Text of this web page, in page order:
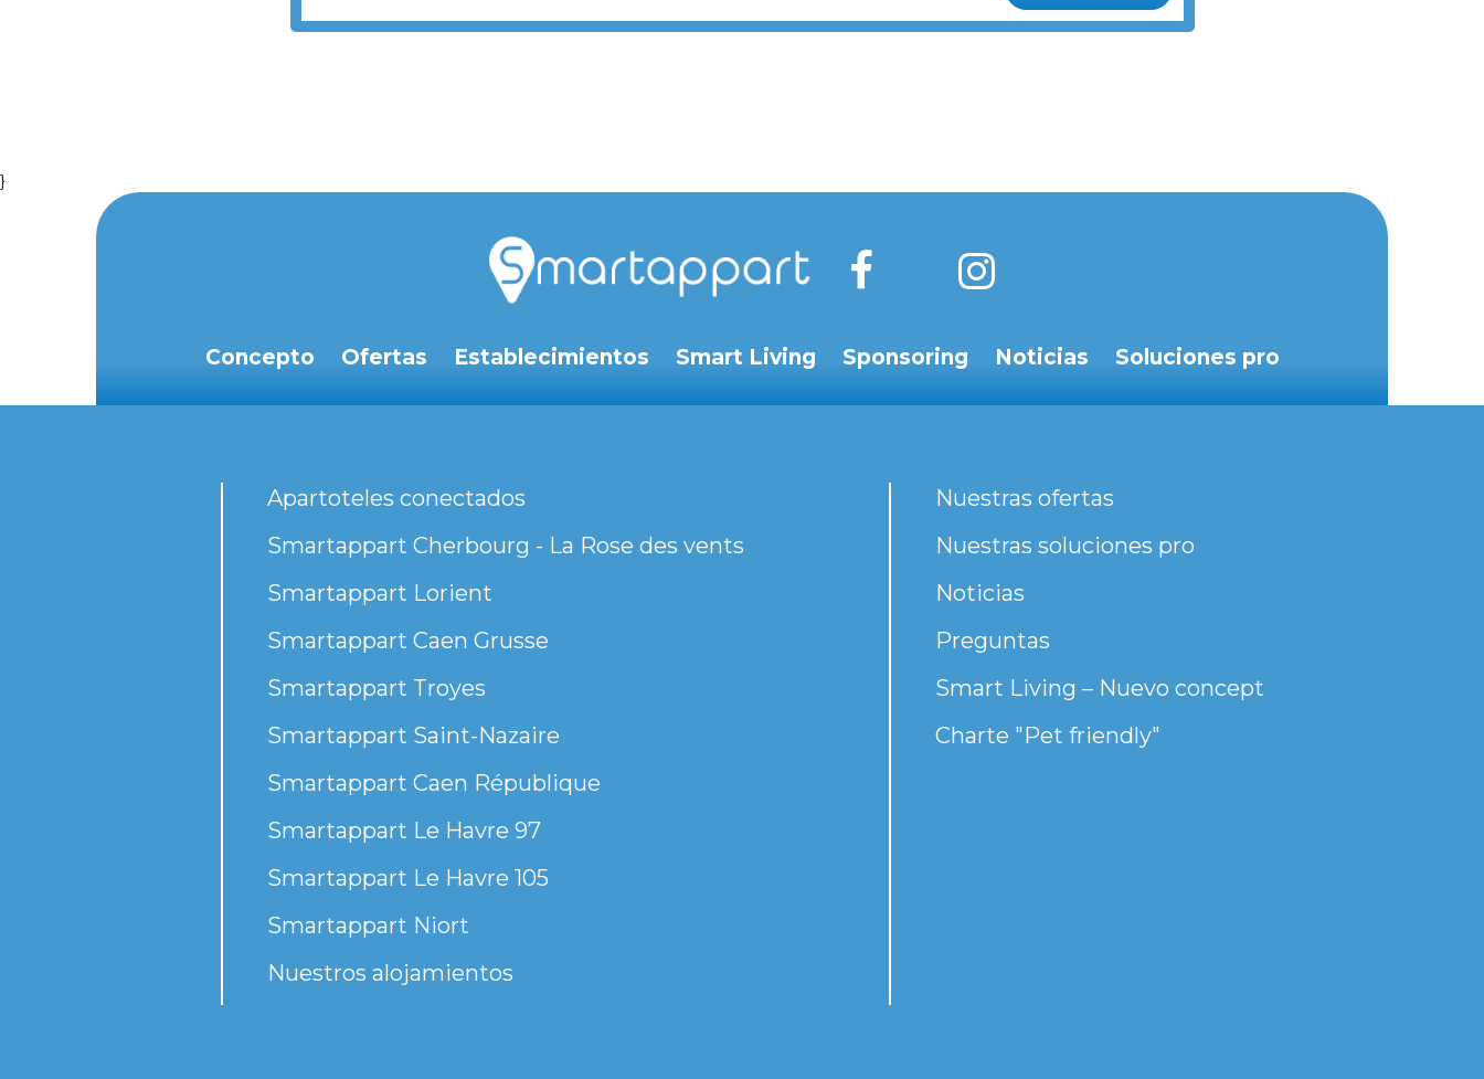
}
Concepto Ofertas Establecimientos Smart Living Sponsoring Noticias Soluciones pro
Apartoteles conectados
Smartappart Cherbourg - La Rose des vents
Smartappart Lorient
Smartappart Caen Grusse
Smartappart Troyes
Smartappart Saint-Nazaire
Smartappart Caen République
Smartappart Le Havre 97
Smartappart Le Havre 105
Smartappart Niort
Nuestros alojamientos
Nuestras ofertas
Nuestras soluciones pro
Noticias
Preguntas
Smart Living – Nuevo concept
Charte "Pet friendly"